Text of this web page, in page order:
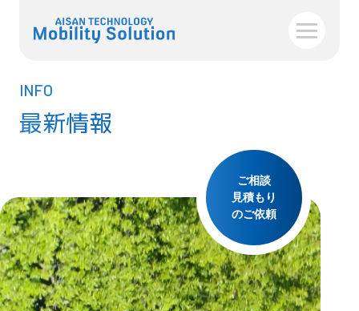
INFO
最新情報
ご相談
見積もり
のご依頼